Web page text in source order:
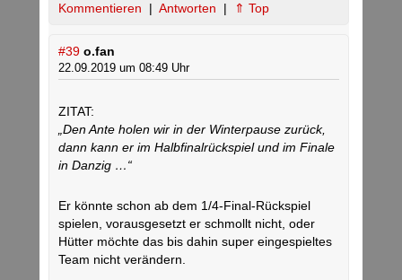
Kommentieren | Antworten | ⇑ Top
#39 o.fan
22.09.2019 um 08:49 Uhr
ZITAT:
„Den Ante holen wir in der Winterpause zurück,
dann kann er im Halbfinalrückspiel und im Finale
in Danzig …“
Er könnte schon ab dem 1/4-Final-Rückspiel
spielen, vorausgesetzt er schmollt nicht, oder
Hütter möchte das bis dahin super eingespieltes
Team nicht verändern.